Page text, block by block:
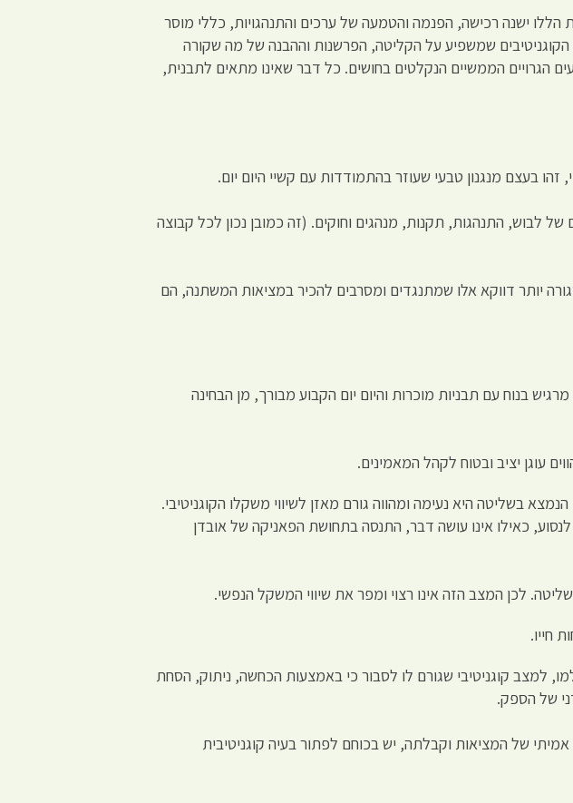
ישנה רכישה, הפנמה והטמעה של ערכים והתנהגויות, כללי מוסר
שמשפיע על הקליטה, הפרשנות וההבנה של מה שקורה
הגרויים הממשיים הנקלטים בחושים. כל דבר שאינו מתאים לתבנית,
בעצם מנגנון טבעי שעוזר בהתמודדות עם קשיי היום יום.
לבוש, התנהגות, תקנות, מנהגים וחוקים. (זה כמובן נכון לכל קבוצה
יותר דווקא אלו שמתנגדים ומסרבים להכיר במציאות המשתנה, הם
בנוח עם תבניות מוכרות והיום יום הקבוע מבורך, מן הבחינה
עוגן יציב ובטוח לקהל המאמינים.
בשליטה היא נעימה ומהווה גורם מאזן לשיווי משקלו הקוגניטיבי.
כאילו אינו עושה דבר, התנסה בתחושת הפאניקה של אובדן
לכן המצב הזה אינו רצוי ומפר את שיווי המשקל הנפשי.
חייו.
למצב קוגניטיבי שגורם לו לסבור כי באמצעות הכחשה, ניתוק, הסחת
של הספק.
של המציאות וקבלתה, יש בכוחם לפתור בעיה קוגניטיבית